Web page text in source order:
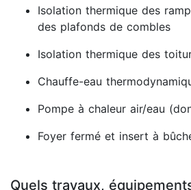
Isolation thermique des
des plafonds de combles
Isolation thermique des
Chauffe-eau
Pompe à chaleur air/eau
Foyer fermé et insert à
Quels travaux,